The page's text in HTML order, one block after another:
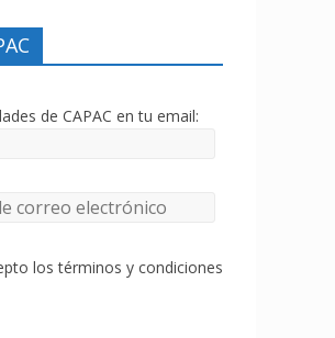
de CAPAC en tu email:
los términos y condiciones